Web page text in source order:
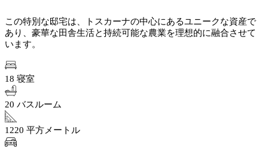
この特別な邸宅は、トスカーナの中心にあるユニークな資産で
あり、豪華な田舎生活と持続可能な農業を理想的に融合させて
います。
18 寝室
20 バスルーム
1220 平方メートル